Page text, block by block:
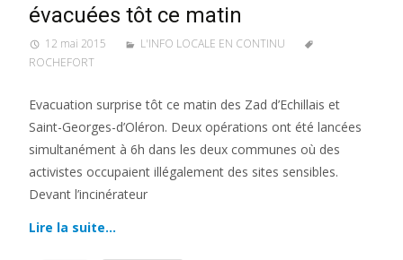
évacuées tôt ce matin
12 mai 2015
L'INFO LOCALE EN CONTINU
ROCHEFORT
Evacuation surprise tôt ce matin des Zad d’Echillais et
Saint-Georges-d’Oléron. Deux opérations ont été lancées
simultanément à 6h dans les deux communes où des
activistes occupaient illégalement des sites sensibles.
Devant l’incinérateur
Lire la suite…